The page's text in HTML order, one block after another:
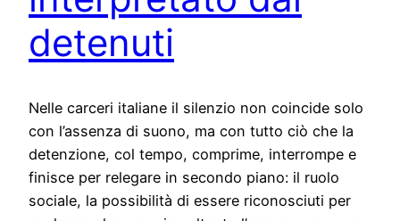
detenuti
Nelle carceri italiane il silenzio non coincide solo
con l’assenza di suono, ma con tutto ciò che la
detenzione, col tempo, comprime, interrompe e
finisce per relegare in secondo piano: il ruolo
sociale, la possibilità di essere riconosciuti per